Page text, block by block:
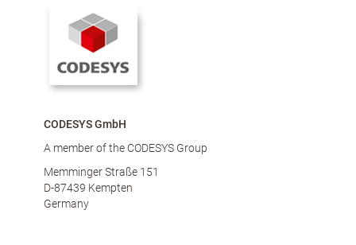
CODESYS GmbH
A member of the CODESYS Group
Memminger Straße 151
D-87439 Kempten
Germany